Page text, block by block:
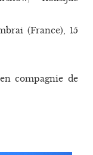
(France), 15
compagnie de